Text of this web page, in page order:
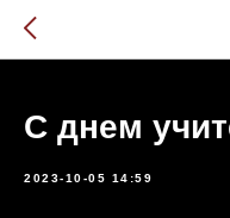
С днем
2023-10-05 14:59